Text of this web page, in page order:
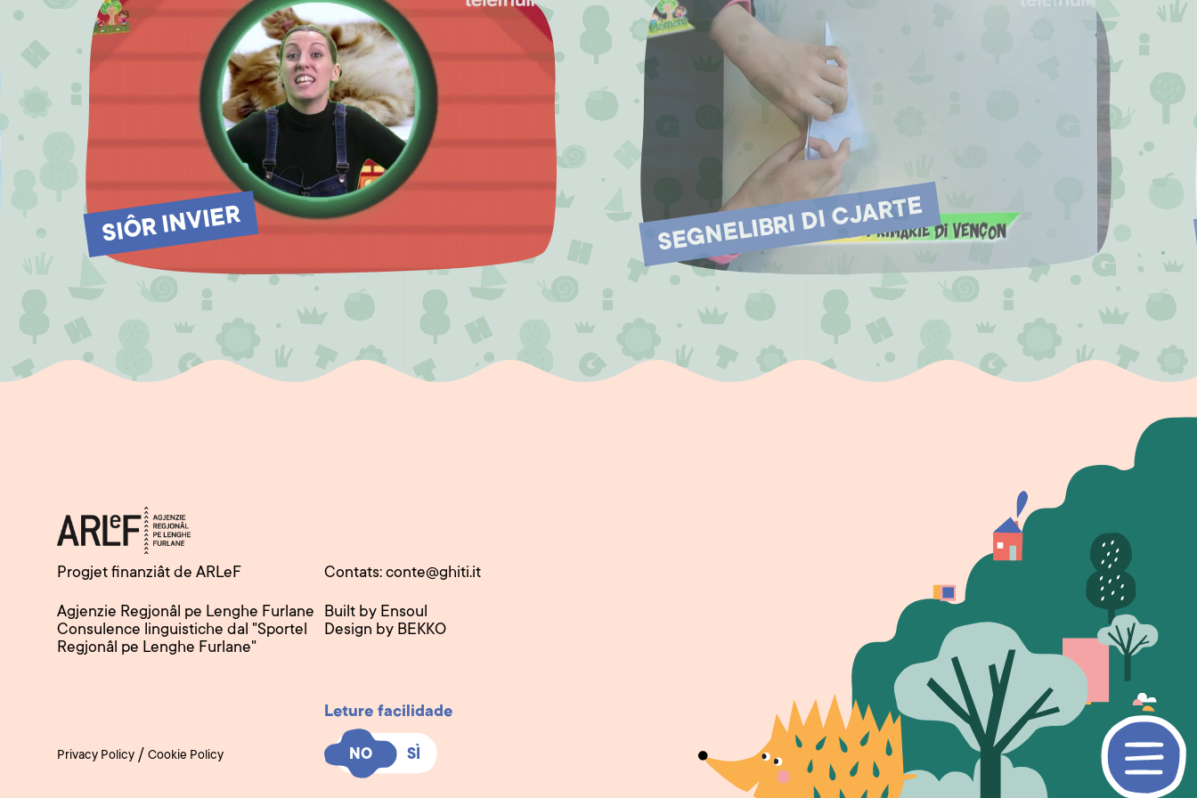
SIÔR INVIER SEGNELIBRI DI CJARTE
Progjet finanziât de ARLeF
Agjenzie Regjonâl pe Lenghe Furlane
Consulence linguistiche dal "Sportel
Regjonâl pe Lenghe Furlane"
Privacy Policy / Cookie Policy
Contats: conte@ghiti.it
Built by Ensoul
Design by BEKKO
Leture facilidade
NO SÌ
NO SÌ